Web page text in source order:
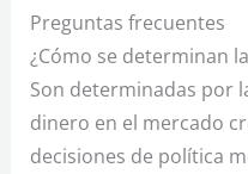
Preguntas frecuentes
¿Cómo se determinan
Son determinadas por
dinero en el mercado
decisiones de política